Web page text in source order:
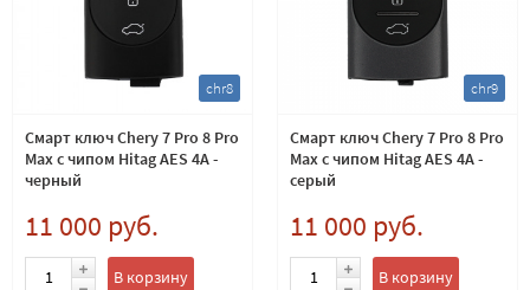
chr8
Смарт ключ Chery 7 Pro 8 Pro
Max с чипом Hitag AES 4A -
черный
11 000 руб.
В корзину
chr9
Смарт ключ Chery 7 Pro 8 Pro
Max с чипом Hitag AES 4A -
серый
11 000 руб.
В корзину